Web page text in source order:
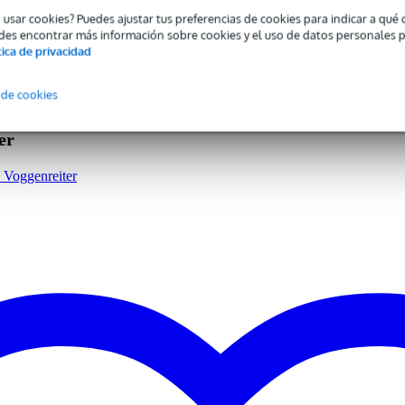
usar cookies? Puedes ajustar tus preferencias de cookies para indicar a
encontrar más información sobre cookies y el uso de datos personales
de privacidad
cookies
specified
(v.5.0) e iOS (10.12)
inglés, alemán, francés, español, neerlandés, portugués, italiano,
Voggenreiter